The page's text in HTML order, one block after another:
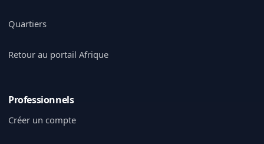
Quartiers
Retour au portail Afrique
Professionnels
Créer un compte